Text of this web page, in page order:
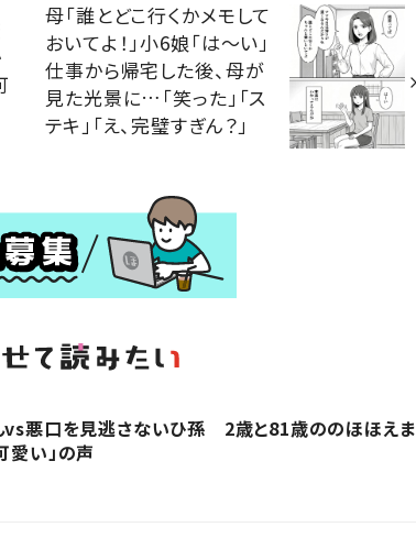
母「誰とどこ行くかメモして
おいてよ！」小6娘「は～い」
仕事から帰宅した後、母が
見た光景に…「笑った」「ス
テキ」「え、完璧すぎん？」
vs悪口を見逃さないひ孫 2歳と81歳ののほほえま
愛い」の声